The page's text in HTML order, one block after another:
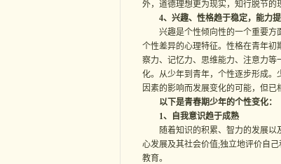
外，道德理想更为现实，知行脱节的
4、兴趣、性格趋于稳定，能力
兴趣是个性倾向性的一个重要方面
个性差异的心理特征。性格在青年
察力、记忆力、思维能力、注意力
化。从少年到青年，个性逐步形成
因素的影响而发展变化的可能，但已
以下是青春期少年的个性变化：
1、自我意识趋于成熟
随着知识的积累、智力的发展以及
心发展及其社会价值;独立地评价自
教育。